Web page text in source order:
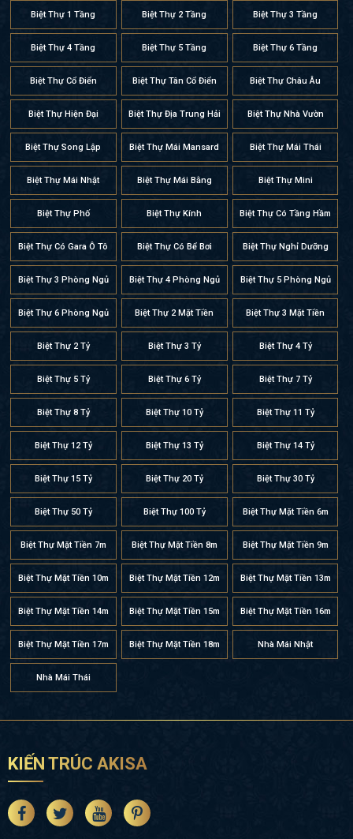
Biệt Thự 1 Tầng Biệt Thự 2 Tầng Biệt Thự 3 Tầng
Biệt Thự 4 Tầng Biệt Thự 5 Tầng Biệt Thự 6 Tầng
Biệt Thự Cổ Điển Biệt Thự Tân Cổ Điển Biệt Thự Châu Âu
Biệt Thự Hiện Đại Biệt Thự Địa Trung Hải Biệt Thự Nhà Vườn
Biệt Thự Song Lập Biệt Thự Mái Mansard Biệt Thự Mái Thái
Biệt Thự Mái Nhật Biệt Thự Mái Bằng Biệt Thự Mini
Biệt Thự Phố Biệt Thự Kính Biệt Thự Có Tầng Hầm
Biệt Thự Có Gara Ô Tô Biệt Thự Có Bể Bơi Biệt Thự Nghỉ Dưỡng
Biệt Thự 3 Phòng Ngủ Biệt Thự 4 Phòng Ngủ Biệt Thự 5 Phòng Ngủ
Biệt Thự 6 Phòng Ngủ Biệt Thự 2 Mặt Tiền Biệt Thự 3 Mặt Tiền
Biệt Thự 2 Tỷ Biệt Thự 3 Tỷ Biệt Thự 4 Tỷ
Biệt Thự 5 Tỷ Biệt Thự 6 Tỷ Biệt Thự 7 Tỷ
Biệt Thự 8 Tỷ Biệt Thự 10 Tỷ Biệt Thự 11 Tỷ
Biệt Thự 12 Tỷ Biệt Thự 13 Tỷ Biệt Thự 14 Tỷ
Biệt Thự 15 Tỷ Biệt Thự 20 Tỷ Biệt Thự 30 Tỷ
Biệt Thự 50 Tỷ Biệt Thự 100 Tỷ Biệt Thự Mặt Tiền 6m
Biệt Thự Mặt Tiền 7m Biệt Thự Mặt Tiền 8m Biệt Thự Mặt Tiền 9m
Biệt Thự Mặt Tiền 10m Biệt Thự Mặt Tiền 12m Biệt Thự Mặt Tiền 13m
Biệt Thự Mặt Tiền 14m Biệt Thự Mặt Tiền 15m Biệt Thự Mặt Tiền 16m
Biệt Thự Mặt Tiền 17m Biệt Thự Mặt Tiền 18m Nhà Mái Nhật
Nhà Mái Thái
KIẾN TRÚC AKISA